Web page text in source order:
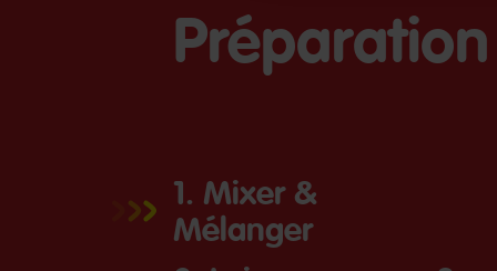
Préparation
1. Mixer &
Mélanger